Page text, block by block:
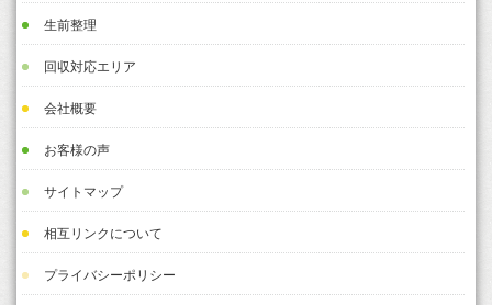
生前整理
回収対応エリア
会社概要
お客様の声
サイトマップ
相互リンクについて
プライバシーポリシー